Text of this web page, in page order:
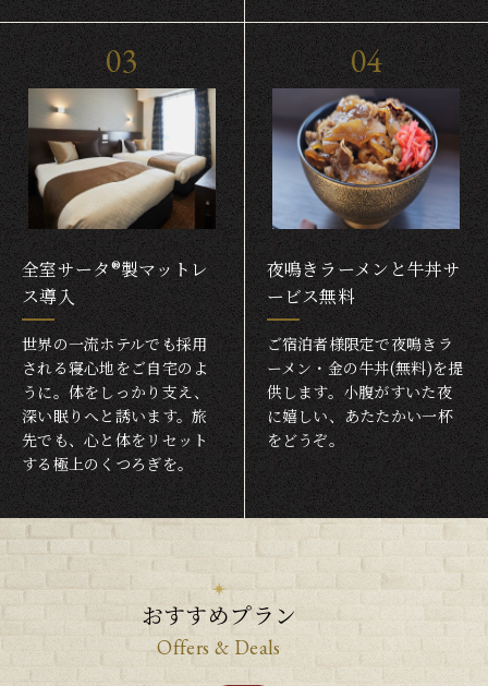
03
全室サータ®製マットレ
ス導入
世界の一流ホテルでも採用
される寝心地をご自宅のよ
うに。体をしっかり支え、
深い眠りへと誘います。旅
先でも、心と体をリセット
する極上のくつろぎを。
04
夜鳴きラーメンと牛丼サ
ービス無料
ご宿泊者様限定で夜鳴きラ
ーメン・金の牛丼(無料)を提
供します。小腹がすいた夜
に嬉しい、あたたかい一杯
をどうぞ。
おすすめプラン
Offers & Deals